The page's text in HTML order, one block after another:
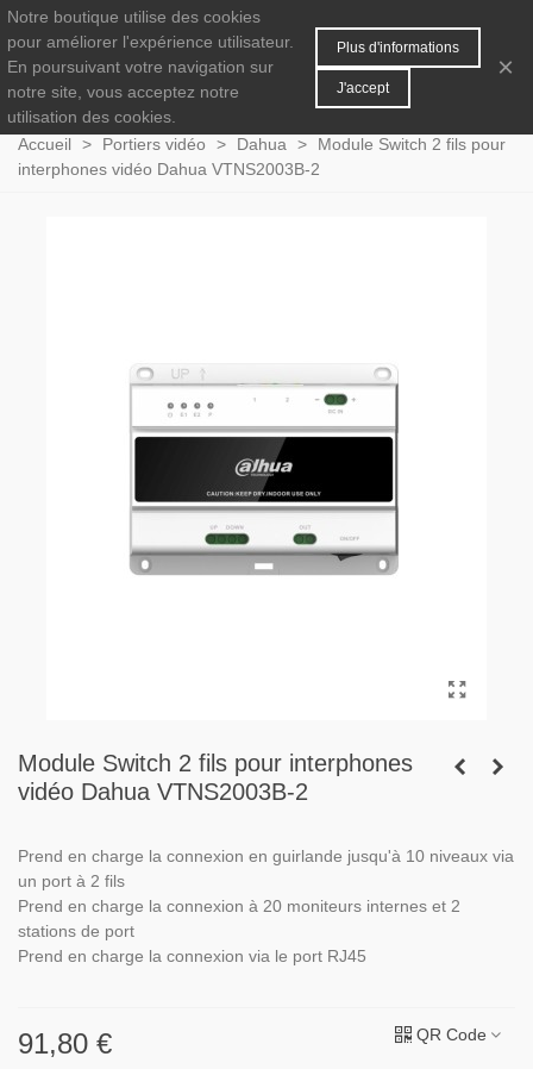
0 MENU
Accueil > Portiers vidéo > Dahua >
Module Switch 2 fils pour
interphones vidéo Dahua VTNS2003B-2
Module Switch 2 fils pour interphones
vidéo Dahua VTNS2003B-2
Prend en charge la connexion en guirlande jusqu'à 10 niveaux via
un port à 2 fils
Prend en charge la connexion à 20 moniteurs internes et 2
stations de port
Prend en charge la connexion via le port RJ45
91,80 € QR Code
Notre boutique utilise des cookies
pour améliorer l'expérience utilisateur.
En poursuivant votre navigation sur
notre site, vous acceptez notre
utilisation des cookies.
Plus d'informations
J'accept
×